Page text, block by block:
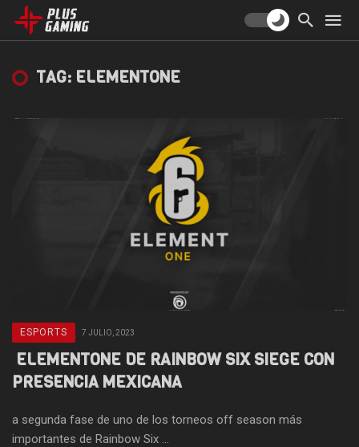
TAG: ELEMENTONE
ESPORTS 7 JULIO, 2023
ELEMENTONE DE RAINBOW SIX SIEGE CON
PRESENCIA MEXICANA
a segunda fase de uno de los torneos off season más
importantes de Rainbow Six ...